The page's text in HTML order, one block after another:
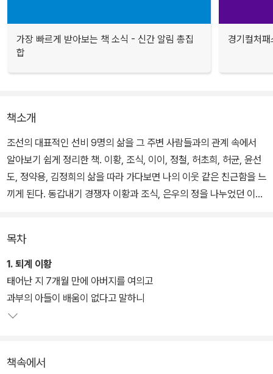
가장 빠르게 받아보는 책 소식 - 신간 알림 총집
합
경기컬처
책소개
조선의 대표적인 선비 9명의 삶을 그 주변 사람들과의 관계 속에서
알아보기 쉽게 정리한 책. 이황, 조식, 이이, 정철, 허초희, 허균, 윤선
도, 정약용, 김정희의 삶을 따라 가다보면 나의 이웃 같은 친근함을 느
끼게 된다. 동갑내기 경쟁자 이황과 조식, 은우의 정을 나누었던 이이
또한 이 책에는 부모의 묘를 3년간 떠나지 않고 지키는 효심, 병으로
자식을 잃은 슬픔, 어린 나이에 얻은 아내에 대한 각별한 애정 등 코끝
이 찡해지는 에피소드가 가득하다. 옛사람과의 만남은 무뎌진 우리의
감수성을 일깨우고 인간관계 속에서 변치 않는 가치 신뢰를 끌어낼
목차
1. 퇴계 이황
태어난 지 7개월 만에 아버지를 여의고
과부의 아들이 배움이 없다고 말하니
책속에서